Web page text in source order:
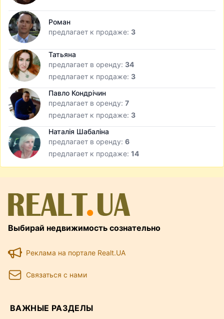
Роман
предлагает к продаже: 3
Татьяна
предлагает в оренду: 34
предлагает к продаже: 3
Павло Кондрічин
предлагает в оренду: 7
предлагает к продаже: 3
Наталія Шабаліна
предлагает в оренду: 6
предлагает к продаже: 14
Выбирай недвижимость сознательно
Реклама на портале Realt.UA
Связаться с нами
ВАЖНЫЕ РАЗДЕЛЫ